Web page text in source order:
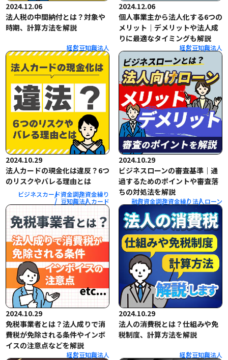
2024.12.06
法人税の中間納付とは？対象や
時期、計算方法を解説
経営豆知識法人
2024.12.06
個人事業主から法人化する6つの
メリット｜デメリットや法人成
りに最適なタイミングも解説
経営豆知識法人
2024.10.29
法人カードの現金化は違反？6つ
のリスクやバレる理由とは
ビジネスカード資金調達資金繰り
豆知識法人カード
2024.10.29
ビジネスローンの審査基準｜通
過するためのポイントや審査落
ちの対処法を解説
融資資金調達資金繰り法人ローン
2024.10.29
免税事業者とは？法人成りで消
費税が免除される条件やインボ
イスの注意点などを解説
経営豆知識法人
2024.10.29
法人の消費税とは？仕組みや免
税制度、計算方法を解説
経営豆知識法人